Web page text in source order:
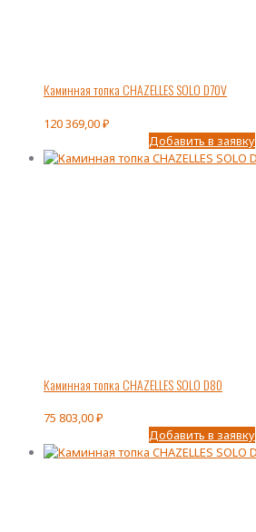
Каминная топка CHAZELLES SOLO D70V
120 369,00₽
Добавить в заявку
Каминная топка CHAZELLES SOLO D80
75 803,00₽
Добавить в заявку